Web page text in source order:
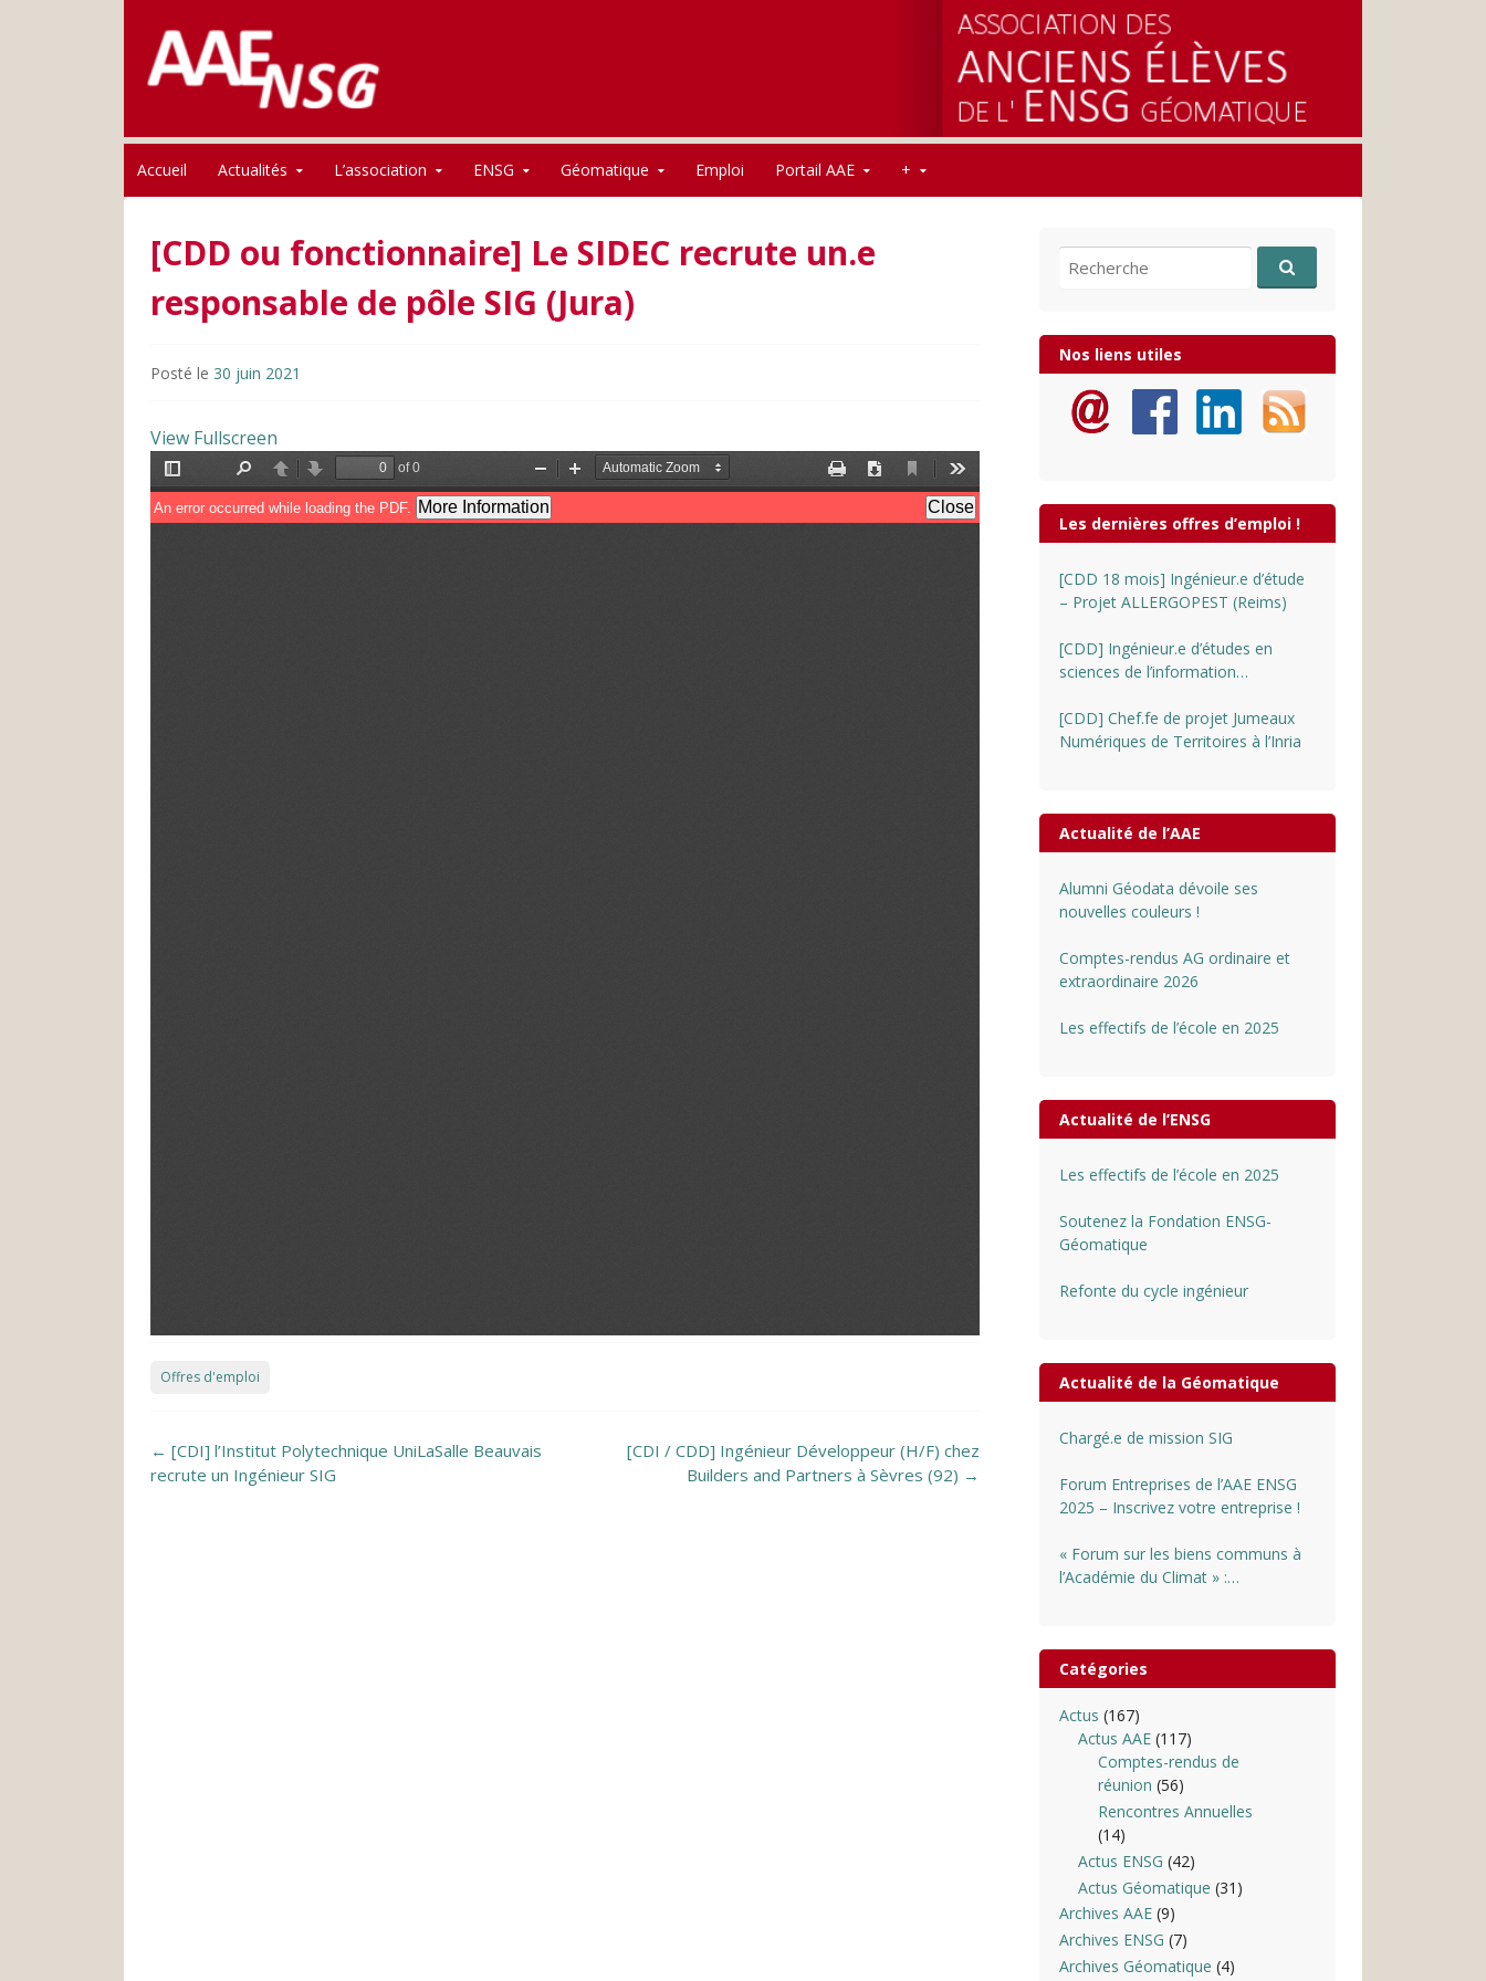
AAE-ENSG
Accueil Actualités L’association ENSG Géomatique Emploi Portail AAE +
[CDD ou fonctionnaire] Le SIDEC recrute un.e
responsable de pôle SIG (Jura)
Posté le 30 juin 2021
View Fullscreen
Offres d'emploi
Post navigation
← [CDI] l’Institut Polytechnique UniLaSalle Beauvais
recrute un Ingénieur SIG
[CDI / CDD] Ingénieur Développeur (H/F) chez
Builders and Partners à Sèvres (92) →
Recherche pour:
Nos liens utiles
Les dernières offres d’emploi !
[CDD 18 mois] Ingénieur.e d’étude
– Projet ALLERGOPEST (Reims)
[CDD] Ingénieur.e d’études en
sciences de l’information
[CDD] Chef.fe de projet Jumeaux
Numériques de Territoires à l’Inria
Actualité de l’AAE
Alumni Géodata dévoile ses
nouvelles couleurs !
Comptes-rendus AG ordinaire et
extraordinaire 2026
Les effectifs de l’école en 2025
Actualité de l’ENSG
Les effectifs de l’école en 2025
Soutenez la Fondation ENSG-
Géomatique
Refonte du cycle ingénieur
Actualité de la Géomatique
Chargé.e de mission SIG
Forum Entreprises de l’AAE ENSG
2025 – Inscrivez votre entreprise !
« Forum sur les biens communs à
l’Académie du Climat » :
Catégories
Actus (167)
Actus AAE (117)
Comptes-rendus de
réunion (56)
Rencontres Annuelles
(14)
Actus ENSG (42)
Actus Géomatique (31)
Archives AAE(9)
Archives ENSG (7)
Archives Géomatique (4)